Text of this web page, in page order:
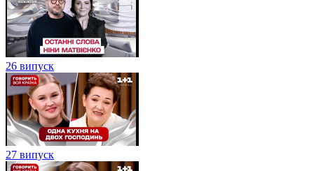
26 випуск
27 випуск